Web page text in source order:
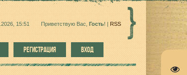
15:51 Приветствую Вас Гость! | RSS
РЕГИСТРАЦИЯ ВХОД